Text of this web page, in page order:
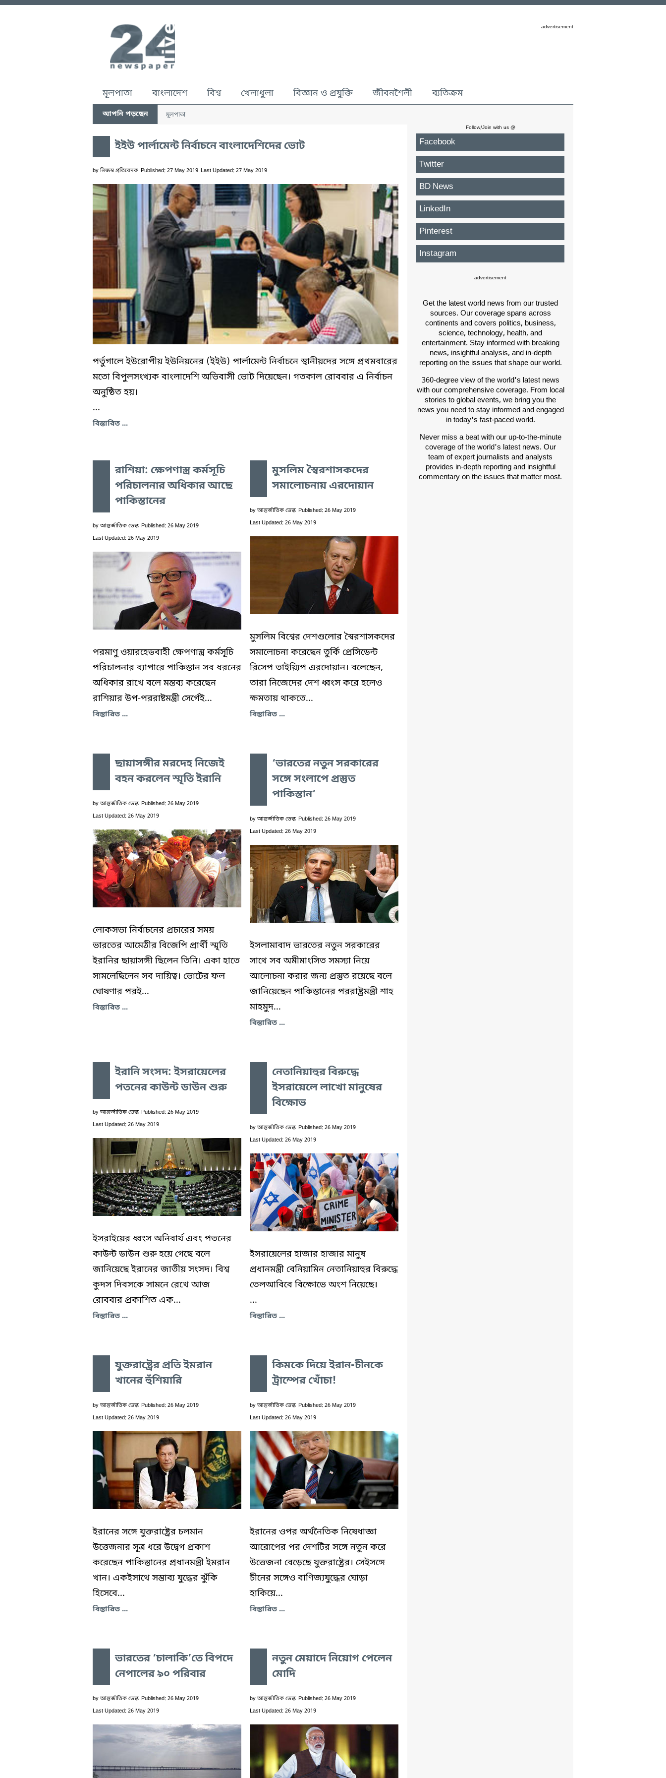
advertisement
মূলপাতা বাংলাদেশ বিশ্ব খেলাধুলা বিজ্ঞান ও প্রযুক্তি জীবনশৈলী ব্যতিক্রম
আপনি পড়ছেন মূলপাতা
ইইউ পার্লামেন্ট নির্বাচনে বাংলাদেশিদের ভোট
by নিজস্ব প্রতিবেদক Published: 27 May 2019 Last Updated: 27 May 2019
পর্তুগালে ইউরোপীয় ইউনিয়নের (ইইউ) পার্লামেন্ট নির্বাচনে স্থানীয়দের সঙ্গে প্রথমবারের
মতো বিপুলসংখ্যক বাংলাদেশি অভিবাসী ভোট দিয়েছেন। গতকাল রোববার এ নির্বাচন
অনুষ্ঠিত হয়।
...
বিস্তারিত ...
রাশিয়া: ক্ষেপণাস্ত্র কর্মসূচি
পরিচালনার অধিকার আছে
পাকিস্তানের
by আন্তর্জাতিক ডেস্ক Published: 26 May 2019
Last Updated: 26 May 2019
পরমাণু ওয়ারহেডবাহী ক্ষেপণাস্ত্র কর্মসূচি
পরিচালনার ব্যাপারে পাকিস্তান সব ধরনের
অধিকার রাখে বলে মন্তব্য করেছেন
রাশিয়ার উপ-পররাষ্টমন্ত্রী সের্গেই...
বিস্তারিত ...
মুসলিম স্বৈরশাসকদের
সমালোচনায় এরদোয়ান
by আন্তর্জাতিক ডেস্ক Published: 26 May 2019
Last Updated: 26 May 2019
মুসলিম বিশ্বের দেশগুলোর স্বৈরশাসকদের
সমালোচনা করেছেন তুর্কি প্রেসিডেন্ট
রিসেপ তাইয়্যিপ এরদোয়ান। বলেছেন,
তারা নিজেদের দেশ ধ্বংস করে হলেও
ক্ষমতায় থাকতে...
বিস্তারিত ...
ছায়াসঙ্গীর মরদেহ নিজেই
বহন করলেন স্মৃতি ইরানি
by আন্তর্জাতিক ডেস্ক Published: 26 May 2019
Last Updated: 26 May 2019
লোকসভা নির্বাচনের প্রচারের সময়
ভারতের আমেঠীর বিজেপি প্রার্থী স্মৃতি
ইরানির ছায়াসঙ্গী ছিলেন তিনি। একা হাতে
সামলেছিলেন সব দায়িত্ব। ভোটের ফল
ঘোষণার পরই...
বিস্তারিত ...
‘ভারতের নতুন সরকারের
সঙ্গে সংলাপে প্রস্তুত
পাকিস্তান’
by আন্তর্জাতিক ডেস্ক Published: 26 May 2019
Last Updated: 26 May 2019
ইসলামাবাদ ভারতের নতুন সরকারের
সাথে সব অমীমাংসিত সমস্যা নিয়ে
আলোচনা করার জন্য প্রস্তুত রয়েছে বলে
জানিয়েছেন পাকিস্তানের পররাষ্ট্রমন্ত্রী শাহ
মাহমুদ...
বিস্তারিত ...
ইরানি সংসদ: ইসরায়েলের
পতনের কাউন্ট ডাউন শুরু
by আন্তর্জাতিক ডেস্ক Published: 26 May 2019
Last Updated: 26 May 2019
ইসরাইয়ের ধ্বংস অনিবার্য এবং পতনের
কাউন্ট ডাউন শুরু হয়ে গেছে বলে
জানিয়েছে ইরানের জাতীয় সংসদ। বিশ্ব
কুদস দিবসকে সামনে রেখে আজ
রোববার প্রকাশিত এক...
বিস্তারিত ...
নেতানিয়াহুর বিরুদ্ধে
ইসরায়েলে লাখো মানুষের
বিক্ষোভ
by আন্তর্জাতিক ডেস্ক Published: 26 May 2019
Last Updated: 26 May 2019
ইসরায়েলের হাজার হাজার মানুষ
প্রধানমন্ত্রী বেনিয়ামিন নেতানিয়াহুর বিরুদ্ধে
তেলআবিবে বিক্ষোভে অংশ নিয়েছে।
...
বিস্তারিত ...
যুক্তরাষ্ট্রের প্রতি ইমরান
খানের হুঁশিয়ারি
by আন্তর্জাতিক ডেস্ক Published: 26 May 2019
Last Updated: 26 May 2019
ইরানের সঙ্গে যুক্তরাষ্ট্রের চলমান
উত্তেজনার সূত্র ধরে উদ্বেগ প্রকাশ
করেছেন পাকিস্তানের প্রধানমন্ত্রী ইমরান
খান। একইসাথে সম্ভাব্য যুদ্ধের ঝুঁকি
হিসেবে...
বিস্তারিত ...
কিমকে দিয়ে ইরান-চীনকে
ট্রাম্পের খোঁচা!
by আন্তর্জাতিক ডেস্ক Published: 26 May 2019
Last Updated: 26 May 2019
ইরানের ওপর অর্থনৈতিক নিষেধাজ্ঞা
আরোপের পর দেশটির সঙ্গে নতুন করে
উত্তেজনা বেড়েছে যুক্তরাষ্ট্রের। সেইসঙ্গে
চীনের সঙ্গেও বাণিজ্যযুদ্ধের ঘোড়া
হাকিয়ে...
বিস্তারিত ...
ভারতের ‘চালাকি’তে বিপদে
নেপালের ৯০ পরিবার
by আন্তর্জাতিক ডেস্ক Published: 26 May 2019
Last Updated: 26 May 2019
নতুন মেয়াদে নিয়োগ পেলেন
মোদি
by আন্তর্জাতিক ডেস্ক Published: 26 May 2019
Last Updated: 26 May 2019
Follow/Join with us @
Facebook
Twitter
BD News
LinkedIn
Pinterest
Instagram
advertisement
Get the latest world news from our trusted
sources. Our coverage spans across
continents and covers politics, business,
science, technology, health, and
entertainment. Stay informed with breaking
news, insightful analysis, and in-depth
reporting on the issues that shape our world.
360-degree view of the world's latest news
with our comprehensive coverage. From local
stories to global events, we bring you the
news you need to stay informed and engaged
in today's fast-paced world.
Never miss a beat with our up-to-the-minute
coverage of the world's latest news. Our
team of expert journalists and analysts
provides in-depth reporting and insightful
commentary on the issues that matter most.